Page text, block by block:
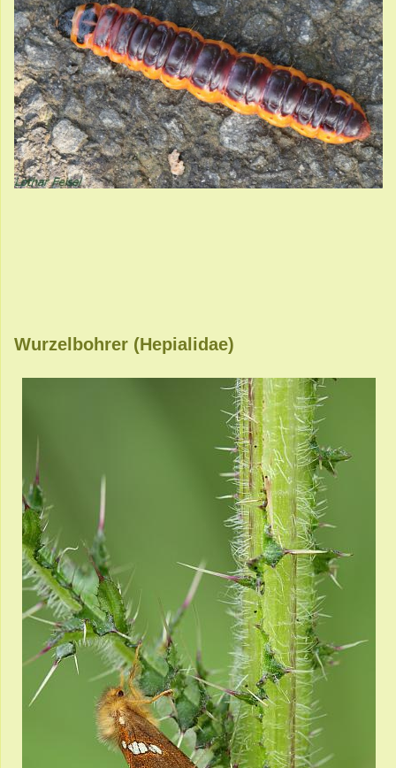
Wurzelbohrer (Hepialidae)